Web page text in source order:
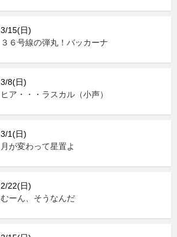
3/15(日)
３６号線の弾丸！バッカーナ
3/8(日)
ヒア・・・ラスカル（小声）
3/1(日)
月が変わって星置よ
2/22(日)
むーん、そうなんだ